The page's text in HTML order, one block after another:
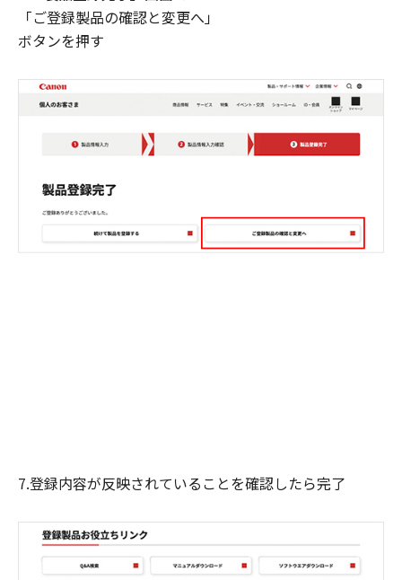
「ご登録製品の確認と変更へ」
ボタンを押す
7.登録内容が反映されていることを確認したら完了